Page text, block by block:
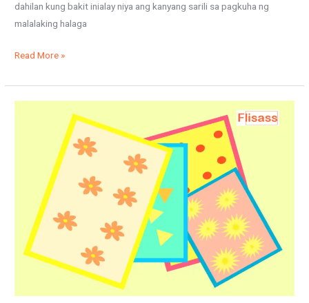
dahilan kung bakit inialay niya ang kanyang sarili sa pagkuha ng
malalaking halaga
Read More »
personalized